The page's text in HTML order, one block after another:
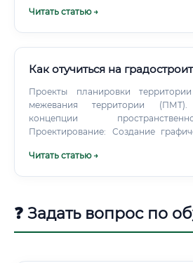
Читать статью →
Как отучиться на
Проекты планировки
межевания территории
концепции
Проектирование: Создание
специализированного
Читать статью →
❓ Задать вопрос по